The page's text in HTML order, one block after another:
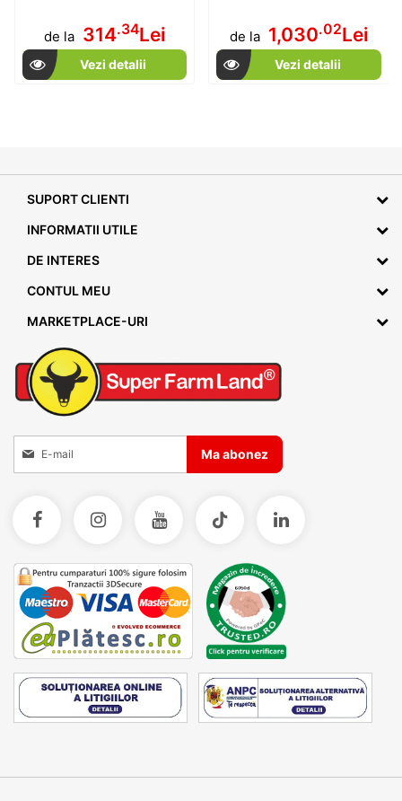
de la 314.34Lei
Vezi detalii
de la 1,030.02Lei
Vezi detalii
SUPORT CLIENTI
INFORMATII UTILE
DE INTERES
CONTUL MEU
MARKETPLACE-URI
Inscrieti-va la Buletinele noastre informative
Ma abonez